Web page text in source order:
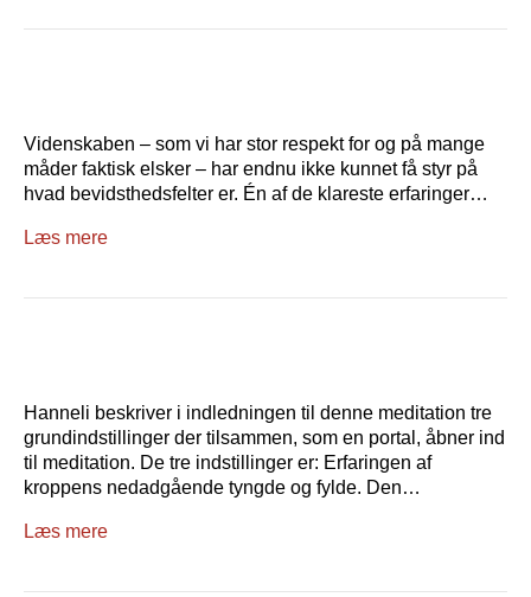
Videnskaben – som vi har stor respekt for og på mange
måder faktisk elsker – har endnu ikke kunnet få styr på
hvad bevidsthedsfelter er. Én af de klareste erfaringer…
Læs mere
Hanneli beskriver i indledningen til denne meditation tre
grundindstillinger der tilsammen, som en portal, åbner ind
til meditation. De tre indstillinger er: Erfaringen af
kroppens nedadgående tyngde og fylde. Den…
Læs mere